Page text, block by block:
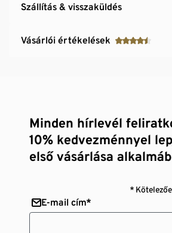
Szállítás & visszaküldés
Vásárlói értékelések
Minden hírlevél
10% kedvezménnyel
első vásárlása
*
E-mail cím*